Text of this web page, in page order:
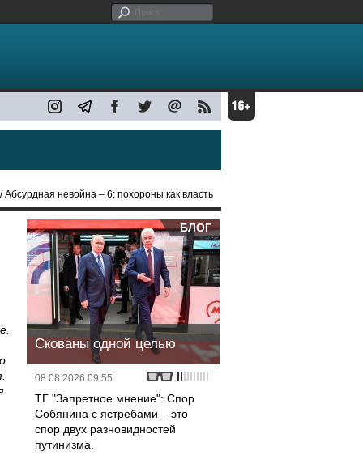
/ Абсурдная невойна – 6: похороны как власть
БЛОГ
Скованы одной целью
08.08.2026 09:55
ТГ "Запретное мнение": Спор
Собянина с ястребами – это
спор двух разновидностей
путинизма.